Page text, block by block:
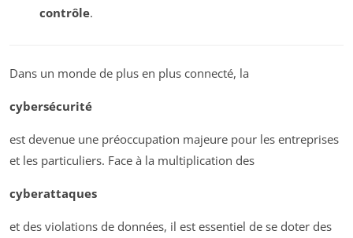
contrôle.
Dans un monde de plus en plus connecté, la
cybersécurité
est devenue une préoccupation majeure pour les entreprises
et les particuliers. Face à la multiplication des
cyberattaques
et des violations de données, il est essentiel de se doter des